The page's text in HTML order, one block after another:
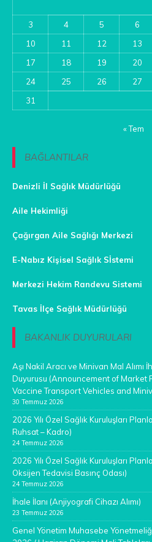
3
4 5 6
10
11 12 13
17
18 19 20
24
25 26 27
31
« Tem
BAĞLANTILAR
Denizli İl Sağlık Müdürlüğü
Aile Hekimliği
Çağırgan Aile Sağlığı Merkezi
E-Nabız Kişisel Sağlık Sİstemi
Merkezi Hekim Randevu Sistemi
Tavas İlçe Sağlık Müdürlüğü
BAKANLIK DUYURULARI
Aşı Nakil Aracı ve Minivan Mal Alımı
Duyurusu (Announcement of Market
Vaccine Transport Vehicles and
30 Temmuz 2026
2026 Yılı Özel Sağlık Kuruluşları
Ruhsat – Kadro)
24 Temmuz 2026
2026 Yılı Özel Sağlık Kuruluşları
Oksijen Tedavisi Basınç Odası)
24 Temmuz 2026
İhale İlanı (Anjiyografi Cihazı Alımı)
23 Temmuz 2026
Genel Yönetim Muhasebe